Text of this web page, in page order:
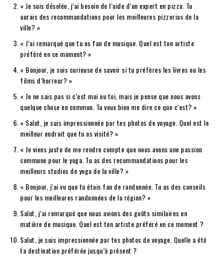
« Je suis désolée, j’ai besoin de l’aide d’un expert en pizza. Tu
aurais des recommandations pour les meilleures pizzerias de la
ville? »
« J’ai remarqué que tu es fan de musique. Quel est ton artiste
préféré en ce moment? »
« Bonjour, je suis curieuse de savoir si tu préfères les livres ou les
films d’horreur? »
« Je ne sais pas si c’est moi ou toi, mais je pense que nous avons
quelque chose en commun. Tu veux bien me dire ce que c’est? »
« Salut, je suis impressionnée par tes photos de voyage. Quel est le
meilleur endroit que tu as visité? »
« Je viens juste de me rendre compte que nous avons une passion
commune pour le yoga. Tu as des recommandations pour les
meilleurs studios de yoga de la ville? »
« Bonjour, j’ai vu que tu étais fan de randonnée. Tu as des conseils
pour les meilleures randonnées de la région? »
Salut, j’ai remarqué que nous avions des goûts similaires en
matière de musique. Quel est ton artiste préféré en ce moment ?
Salut, je suis impressionnée par tes photos de voyage. Quelle a été
ta destination préférée jusqu’à présent ?